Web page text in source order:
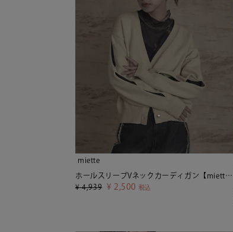
miette
ホールスリーブVネックカーディガン【miette ミエット】
¥ 4,939 ¥ 2,500 税込